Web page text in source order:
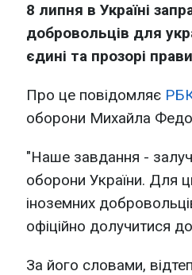
8 липня в Україні
добровольців для
єдині та прозорі
Про це повідомляє
оборони Михайла
"Наше завдання -
оборони України. Для
іноземних
офіційно долучитися
За його словами,